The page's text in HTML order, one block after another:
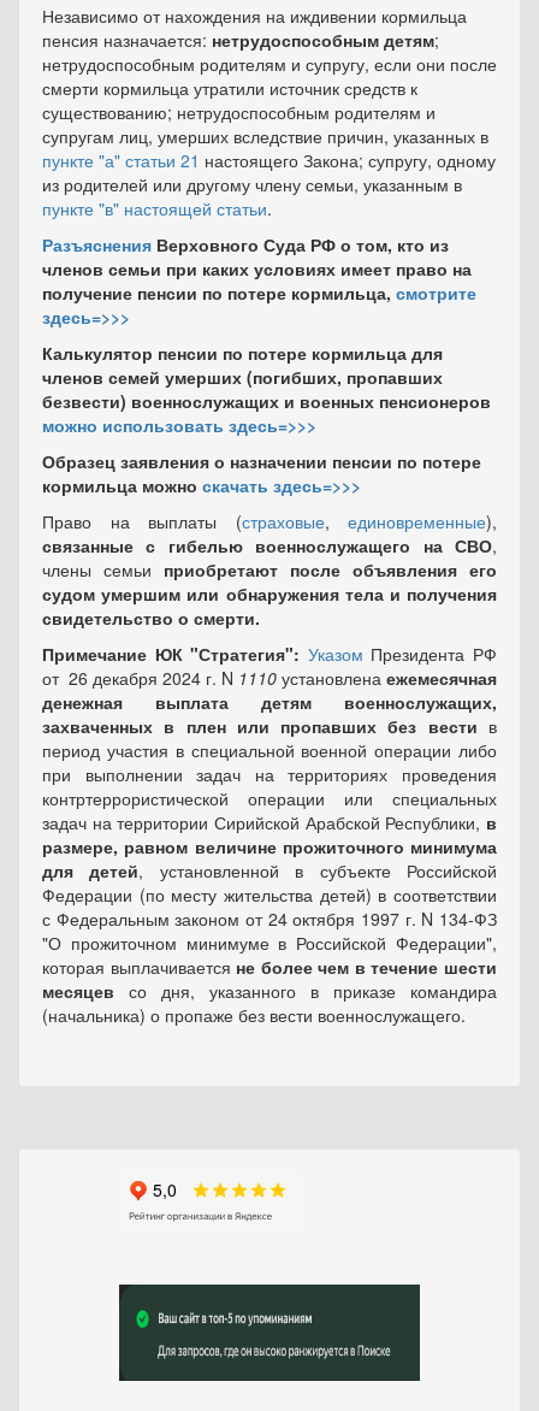
Независимо от нахождения на иждивении кормильца
пенсия назначается: нетрудоспособным детям;
нетрудоспособным родителям и супругу, если они после
смерти кормильца утратили источник средств к
существованию; нетрудоспособным родителям и
супругам лиц, умерших вследствие причин, указанных в
пункте "а" статьи 21 настоящего Закона; супругу, одному
из родителей или другому члену семьи, указанным в
пункте "в" настоящей статьи.
Разъяснения Верховного Суда РФ о том, кто из
членов семьи при каких условиях имеет право на
получение пенсии по потере кормильца, смотрите
здесь=>>>
Калькулятор пенсии по потере кормильца для
членов семей умерших (погибших, пропавших
безвести) военнослужащих и военных пенсионеров
можно использовать здесь=>>>
Образец заявления о назначении пенсии по потере
кормильца можно скачать здесь=>>>
Право на выплаты (страховые, единовременные),
связанные с гибелью военнослужащего на СВО,
члены семьи приобретают после объявления его
судом умершим или обнаружения тела и получения
свидетельство о смерти.
Примечание ЮК "Стратегия": Указом Президента РФ
от 26 декабря 2024 г. N 1110 установлена ежемесячная
денежная выплата детям военнослужащих,
захваченных в плен или пропавших без вести в
период участия в специальной военной операции либо
при выполнении задач на территориях проведения
контртеррористической операции или специальных
задач на территории Сирийской Арабской Республики, в
размере, равном величине прожиточного минимума
для детей, установленной в субъекте Российской
Федерации (по месту жительства детей) в соответствии
с Федеральным законом от 24 октября 1997 г. N 134-ФЗ
"О прожиточном минимуме в Российской Федерации",
которая выплачивается не более чем в течение шести
месяцев со дня, указанного в приказе командира
(начальника) о пропаже без вести военнослужащего.